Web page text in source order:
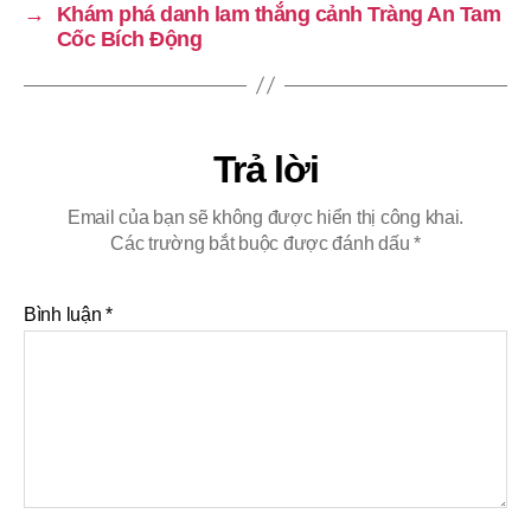
→
Khám phá danh lam thắng cảnh Tràng An Tam
Cốc Bích Động
Trả lời
Email của bạn sẽ không được hiển thị công khai.
Các trường bắt buộc được đánh dấu*
Bình luận*